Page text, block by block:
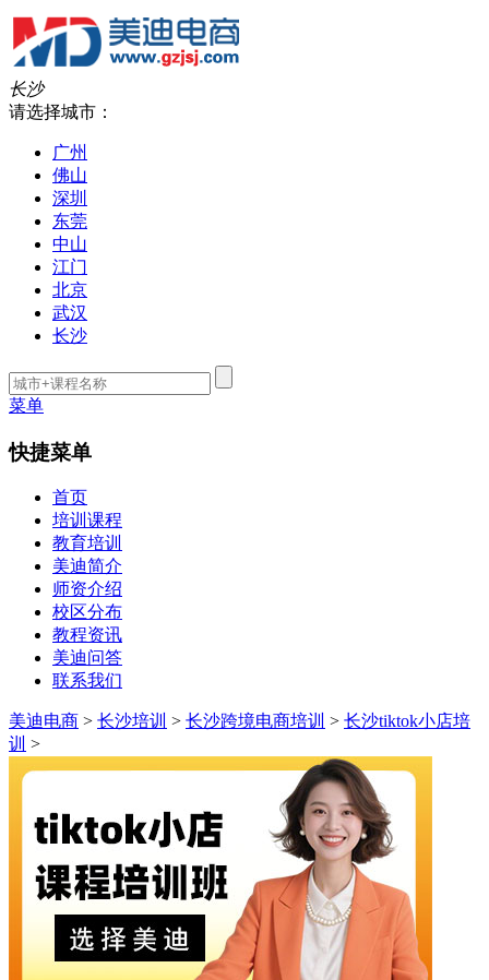
长沙
请选择城市：
广州
佛山
深圳
东莞
中山
江门
北京
武汉
长沙
菜单
快捷菜单
首页
培训课程
教育培训
美迪简介
师资介绍
校区分布
教程资讯
美迪问答
联系我们
美迪电商 > 长沙培训 > 长沙跨境电商培训 > 长沙tiktok小店培
训 >